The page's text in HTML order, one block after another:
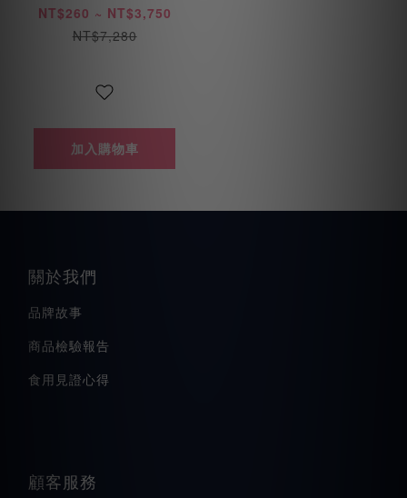
NT$260 ~ NT$3,750
NT$7,280
加入購物車
關於我們
品牌故事
商品檢驗報告
食用見證心得
顧客服務